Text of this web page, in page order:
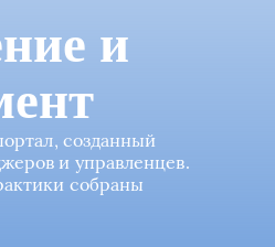
и
созданный
и управленцев.
собраны